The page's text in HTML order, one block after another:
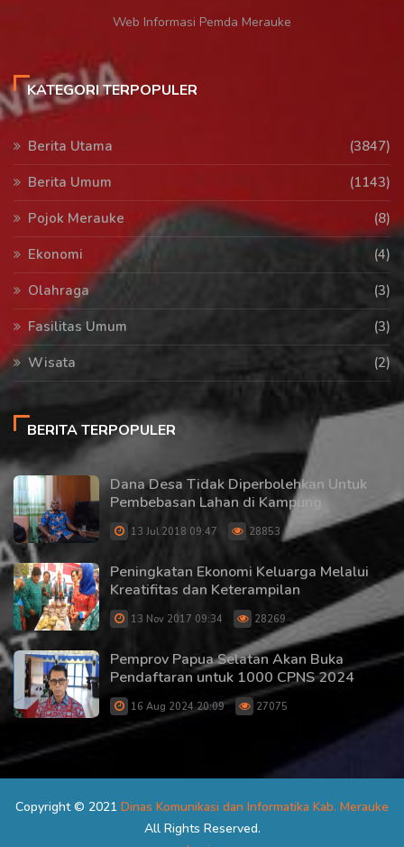
Web Informasi Pemda Merauke
KATEGORI TERPOPULER
Berita Utama
(3847)
Berita Umum
(1143)
Pojok Merauke
(8)
Ekonomi
(4)
Olahraga
(3)
Fasilitas Umum
(3)
Wisata
(2)
BERITA TERPOPULER
Dana Desa Tidak Diperbolehkan Untuk
Pembebasan Lahan di Kampung
13 Jul 2018 09:47 28853
Peningkatan Ekonomi Keluarga Melalui
Kreatifitas dan Keterampilan
13 Nov 2017 09:34 28269
Pemprov Papua Selatan Akan Buka
Pendaftaran untuk 1000 CPNS 2024
16 Aug 2024 20:09 27075
Copyright © 2021 Dinas Komunikasi dan Informatika Kab. Merauke
All Rights Reserved.